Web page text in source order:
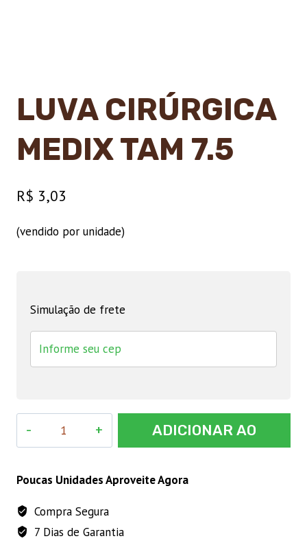
LUVA CIRÚRGICA
MEDIX TAM 7.5
R$ 3,03
(vendido por unidade)
Simulação de frete
TAM
quantidade
ADICIONAR AO
Poucas Unidades Aproveite Agora
Compra Segura
7 Dias de Garantia